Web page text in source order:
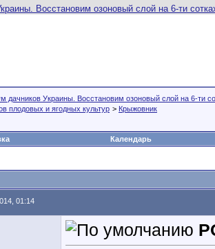
дачников Украины. Восстановим озоновый слой на 6-ти
плодовых и ягодных культур > Крыжовник
Календарь
01:14